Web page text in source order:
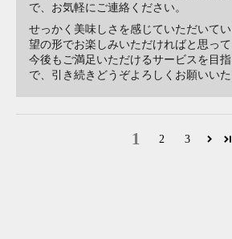
で、お気軽にご連絡ください。
せっかく美味しさを感じていただいて
望の形でお楽しみいただければと思って
今後もご満足いただけるサービスを目
で、引き続きどうぞよろしくお願いいた
1 2 3
コーヒー豆の厳選と自社改良ま